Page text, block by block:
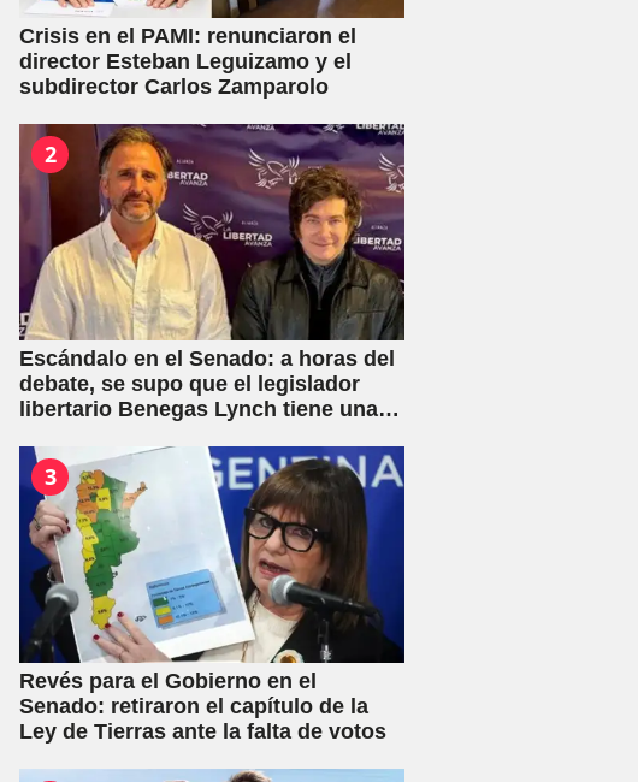
Crisis en el PAMI: renunciaron el
director Esteban Leguizamo y el
subdirector Carlos Zamparolo
2
Escándalo en el Senado: a horas del
debate, se supo que el legislador
libertario Benegas Lynch tiene una
venta de tierras a extranjeros
3
Revés para el Gobierno en el
Senado: retiraron el capítulo de la
Ley de Tierras ante la falta de votos